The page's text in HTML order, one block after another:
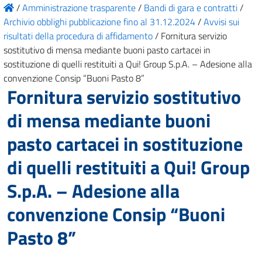
/Amministrazione trasparente/ Bandi di gara e contratti/
Archivio obblighi pubblicazione fino al 31.12.2024/Avvisi sui
risultati della procedura di affidamento/ Fornitura servizio
sostitutivo di mensa mediante buoni pasto cartacei in
sostituzione di quelli restituiti a Qui! Group S.p.A. – Adesione alla
convenzione Consip “Buoni Pasto 8”
Fornitura servizio sostitutivo
di mensa mediante buoni
pasto cartacei in sostituzione
di quelli restituiti a Qui! Group
S.p.A. – Adesione alla
convenzione Consip “Buoni
Pasto 8”